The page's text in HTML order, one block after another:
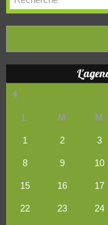
L M M
1 2 3
8 9 10
15 16 17
22 23 24